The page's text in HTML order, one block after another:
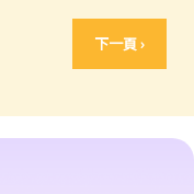
下一頁 ›
兒子是一名律師，而媳婦